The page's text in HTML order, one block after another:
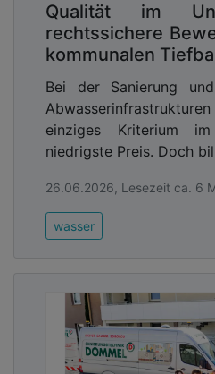
Qualität im
rechtssichere
kommunalen
Bei der Sanierung
einziges Kriterium
niedrigste Preis. Doch
26.06.2026, Lesezeit ca. 6
wasser